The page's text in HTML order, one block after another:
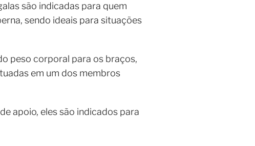
são indicadas para quem
sendo ideais para situações
peso corporal para os braços,
em um dos membros
apoio, eles são indicados para